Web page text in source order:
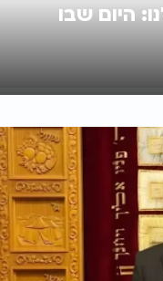
היום שבו